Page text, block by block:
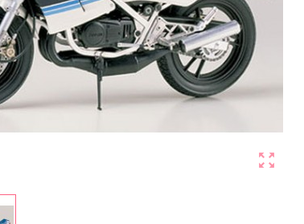
zoom_out_map